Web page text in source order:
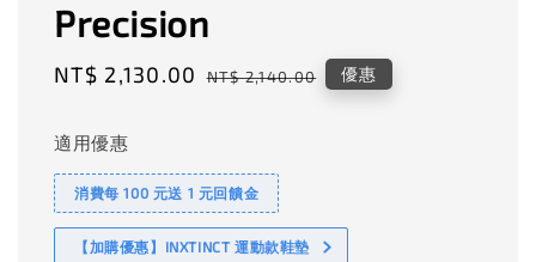
Precision
Sale
NT$ 2,130.00 Regular
NT$ 2,140.00 優惠
適用優惠
消費每 100 元送 1 元回饋金
【加購優惠】INXTINCT 運動款鞋墊